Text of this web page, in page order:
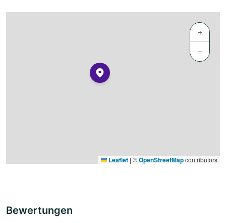
+
−
Leaflet | ©OpenStreetMapcontributors
Bewertungen